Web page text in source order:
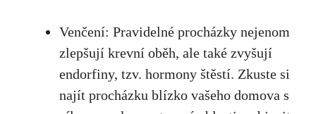
Venčení: Pravidelné procházky nejenom
zlepšují krevní oběh, ale také zvyšují
⁢endorfiny, tzv.​ hormony štěstí. Zkuste⁤ si
najít procházku blízko vašeho domova‌ s